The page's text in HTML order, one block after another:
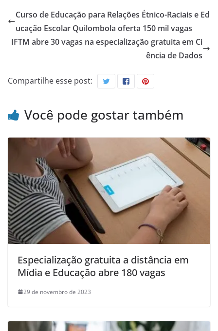
Curso de Educação para Relações Étnico-Raciais e Ed
ucação Escolar Quilombola oferta 150 mil vagas
IFTM abre 30 vagas na especialização gratuita em Ci
ência de Dados
Compartilhe esse post:
Você pode gostar também
Especialização gratuita a distância em
Mídia e Educação abre 180 vagas
29 de novembro de 2023